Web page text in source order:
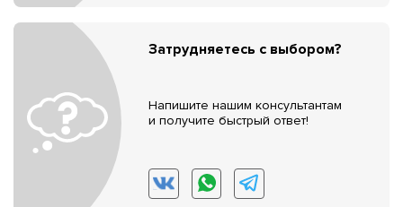
Затрудняетесь с выбором?
Напишите нашим консультантам
и получите быстрый ответ!